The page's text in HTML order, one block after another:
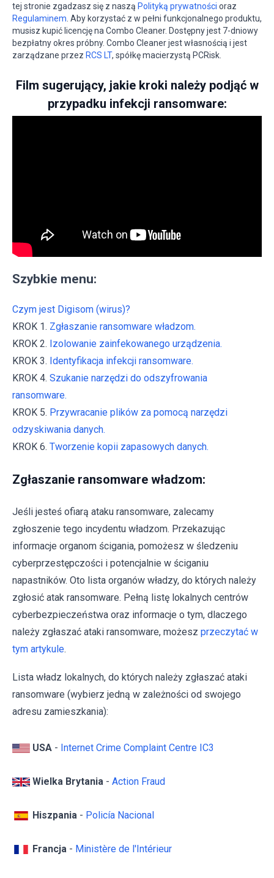
tej stronie zgadzasz się z naszą Polityką prywatności oraz
Regulaminem. Aby korzystać z w pełni funkcjonalnego produktu,
musisz kupić licencję na Combo Cleaner. Dostępny jest 7-dniowy
bezpłatny okres próbny. Combo Cleaner jest własnością i jest
zarządzane przez RCS LT, spółkę macierzystą PCRisk.
Film sugerujący, jakie kroki należy podjąć w
przypadku infekcji ransomware:
Szybkie menu:
Czym jest Digisom (wirus)?
KROK 1. Zgłaszanie ransomware władzom.
KROK 2. Izolowanie zainfekowanego urządzenia.
KROK 3. Identyfikacja infekcji ransomware.
KROK 4. Szukanie narzędzi do odszyfrowania
ransomware.
KROK 5. Przywracanie plików za pomocą narzędzi
odzyskiwania danych.
KROK 6. Tworzenie kopii zapasowych danych.
Zgłaszanie ransomware władzom:
Jeśli jesteś ofiarą ataku ransomware, zalecamy
zgłoszenie tego incydentu władzom. Przekazując
informacje organom ścigania, pomożesz w śledzeniu
cyberprzestępczości i potencjalnie w ściganiu
napastników. Oto lista organów władzy, do których należy
zgłosić atak ransomware. Pełną listę lokalnych centrów
cyberbezpieczeństwa oraz informacje o tym, dlaczego
należy zgłaszać ataki ransomware, możesz przeczytać w
tym artykule.
Lista władz lokalnych, do których należy zgłaszać ataki
ransomware (wybierz jedną w zależności od swojego
adresu zamieszkania):
USA - Internet Crime Complaint Centre IC3
Wielka Brytania - Action Fraud
Hiszpania - Policía Nacional
Francja - Ministère de l'Intérieur